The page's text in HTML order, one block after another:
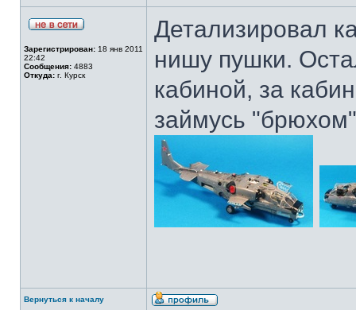
Зарегистрирован: 18 янв 2011
22:42
Сообщения: 4883
Откуда: г. Курск
Детализировал
нишу пушки.
кабиной, за
займусь
Вернуться к началу